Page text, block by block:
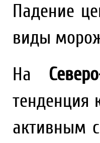
Падение
виды
На
тенденция
активным